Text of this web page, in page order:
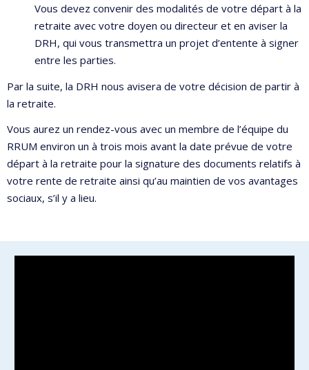
Vous devez convenir des modalités de votre départ à la
retraite avec votre doyen ou directeur et en aviser la
DRH, qui vous transmettra un projet d’entente à signer
entre les parties.
Par la suite, la DRH nous avisera de votre décision de partir à
la retraite.
Vous aurez un rendez-vous avec un membre de l’équipe du
RRUM environ un à trois mois avant la date prévue de votre
départ à la retraite pour la signature des documents relatifs à
votre rente de retraite ainsi qu’au maintien de vos avantages
sociaux, s’il y a lieu.